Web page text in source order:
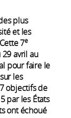
plus
et les
7e
avril au
pour faire le
les
objectifs de
par les États
ont échoué